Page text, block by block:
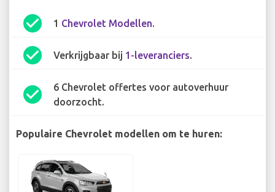
check_circle 1 Chevrolet Modellen.
check_circle Verkrijgbaar bij 1-leveranciers.
check_circle
6 Chevrolet offertes voor autoverhuur
doorzocht.
Populaire Chevrolet modellen om te huren: